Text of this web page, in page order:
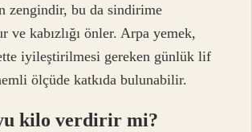
zengindir, bu da sindirime
ve kabızlığı önler. Arpa yemek,
iyileştirilmesi gereken günlük lif
ölçüde katkıda bulunabilir.
kilo verdirir mi?